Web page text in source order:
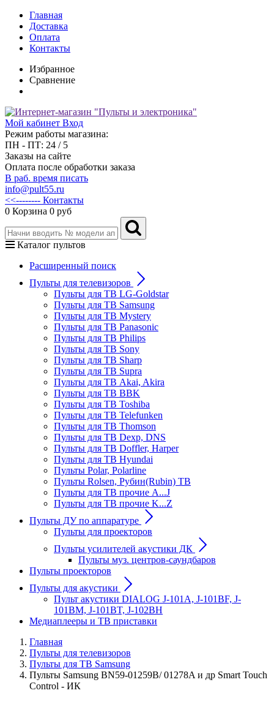
Главная
Доставка
Оплата
Контакты
Избранное
Сравнение
Мой кабинет Вход
Режим работы магазина:
ПН - ПТ: 24 / 5
Заказы на сайте
Оплата после обработки заказа
В раб. время писать
info@pult55.ru
<<-------- Контакты
0 Корзина 0 руб
Каталог пультов
Расширенный поиск
Пульты для телевизоров
Пульты для ТВ LG-Goldstar
Пульты для ТВ Samsung
Пульты для ТВ Mystery
Пульты для ТВ Panasonic
Пульты для ТВ Philips
Пульты для ТВ Sony
Пульты для ТВ Sharp
Пульты для ТВ Supra
Пульты для ТВ Akai, Akira
Пульты для ТВ BBK
Пульты для ТВ Toshiba
Пульты для ТВ Telefunken
Пульты для ТВ Thomson
Пульты для ТВ Dexp, DNS
Пульты для ТВ Doffler, Harper
Пульты для ТВ Hyundai
Пульты Polar, Polarline
Пульты Rolsen, Рубин(Rubin) ТВ
Пульты для ТВ прочие A...J
Пульты для ТВ прочие K...Z
Пульты ДУ по аппаратуре
Пульты для проекторов
Пульты усилителей акустики ДК
Пульты муз. центров-саундбаров
Пульты проекторов
Пульты для акустики
Пульт акустики DIALOG J-101A, J-101BF, J-
101BM, J-101BT, J-102BH
Медиаплееры и ТВ приставки
Главная
Пульты для телевизоров
Пульты для ТВ Samsung
Пульты Samsung BN59-01259B/ 01278A и др Smart Touch
Control - ИК